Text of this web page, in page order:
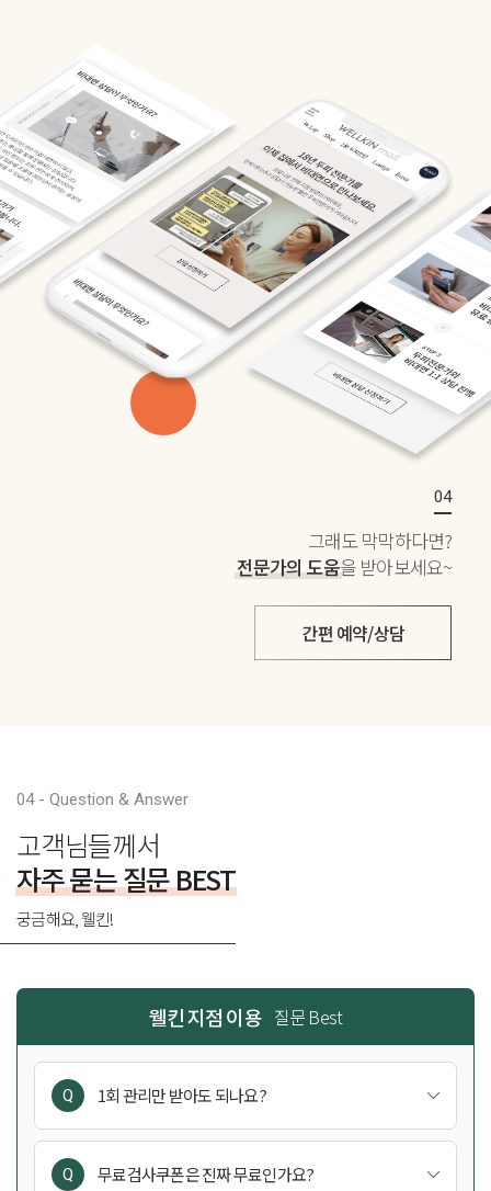
그래도 막막하다면?
전문가의 도움을 받아보세요~
간편 예약/상담
04 - Question & Answer
고객님들께서
자주 묻는 질문 BEST
궁금해요, 웰킨!
웰킨 지점 이용 질문 Best
1회 관리만 받아도 되나요?
네, 가능합니다.
가능하십니다.
무료검사쿠폰은 진짜 무료인가요?